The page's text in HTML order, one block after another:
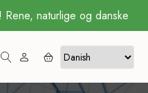
naturlige og danske